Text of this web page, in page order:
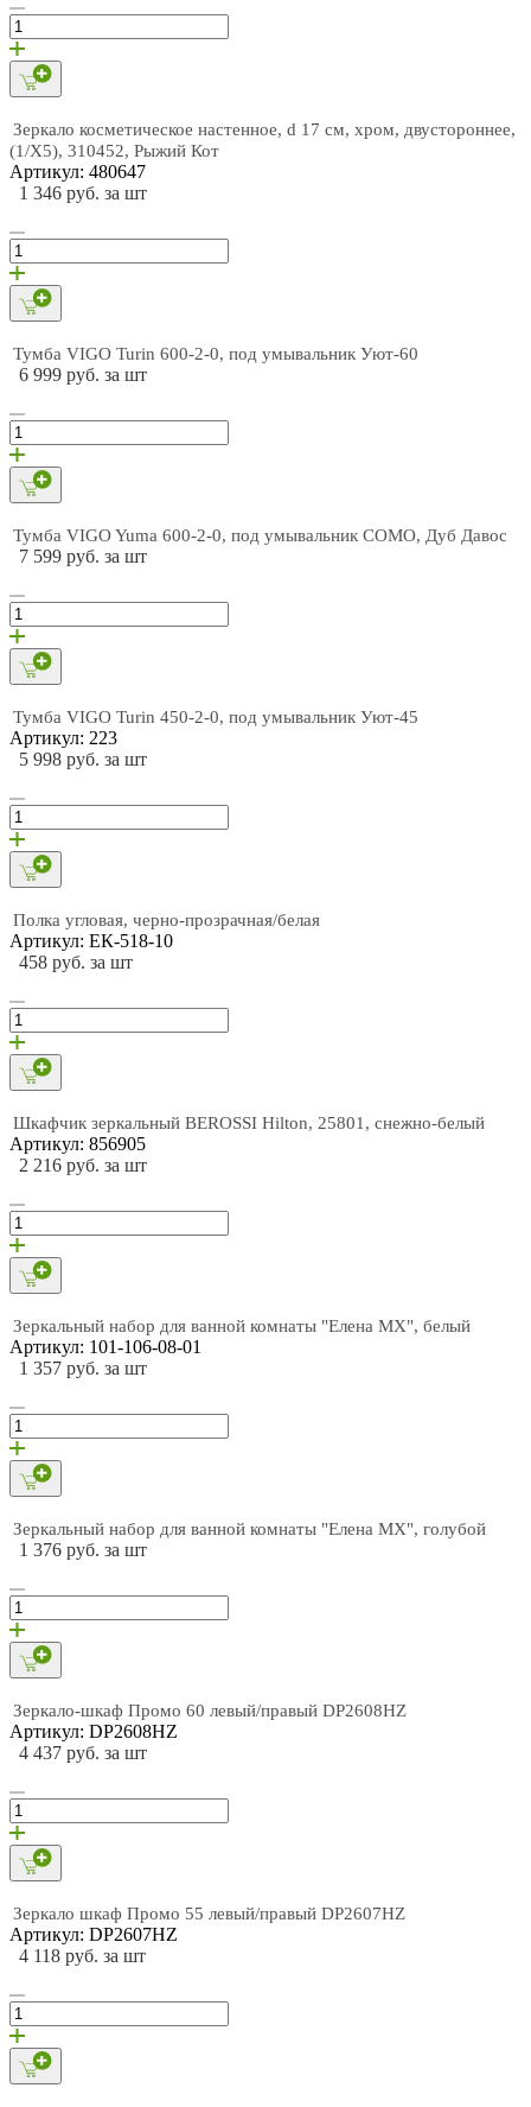
Зеркало косметическое настенное, d 17 см, хром, двустороннее,
(1/X5), 310452, Рыжий Кот
Артикул: 480647
1 346 руб. за шт
Тумба VIGO Turin 600-2-0, под умывальник Уют-60
6 999 руб. за шт
Тумба VIGO Yuma 600-2-0, под умывальник COMO, Дуб Давос
7 599 руб. за шт
Тумба VIGO Turin 450-2-0, под умывальник Уют-45
Артикул: 223
5 998 руб. за шт
Полка угловая, черно-прозрачная/белая
Артикул: ЕК-518-10
458 руб. за шт
Шкафчик зеркальный BEROSSI Hilton, 25801, снежно-белый
Артикул: 856905
2 216 руб. за шт
Зеркальный набор для ванной комнаты "Елена МХ", белый
Артикул: 101-106-08-01
1 357 руб. за шт
Зеркальный набор для ванной комнаты "Елена МХ", голубой
1 376 руб. за шт
Зеркало-шкаф Промо 60 левый/правый DP2608HZ
Артикул: DP2608HZ
4 437 руб. за шт
Зеркало шкаф Промо 55 левый/правый DP2607HZ
Артикул: DP2607HZ
4 118 руб. за шт